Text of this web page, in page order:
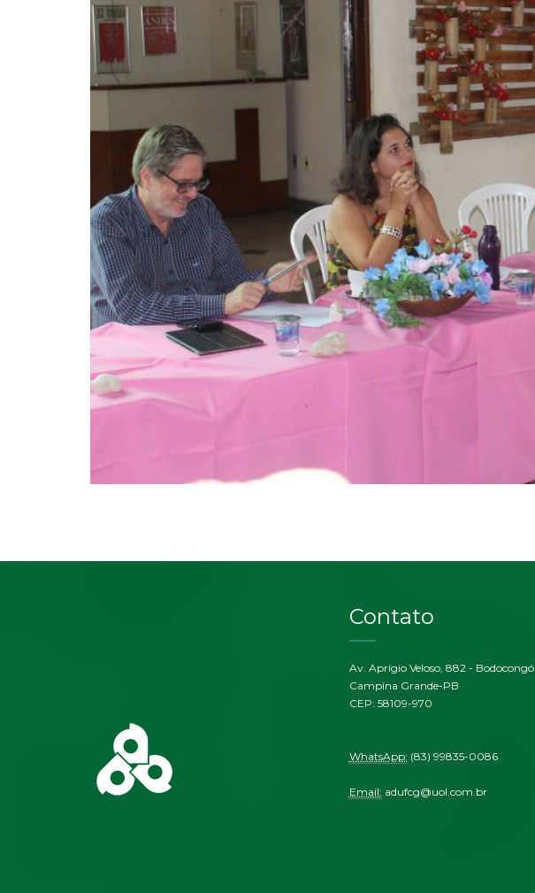
Contato
Av. Aprígio Veloso, 882 - Bodocongó
Campina Grande-PB
CEP: 58109-970
WhatsApp: (83) 99835-0086
Email: adufcg@uol.com.br